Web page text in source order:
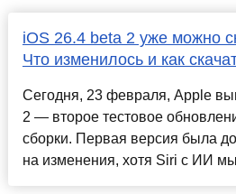
iOS 26.4 beta 2 уже можно
Что изменилось и как
Сегодня, 23 февраля, Apple
2 — второе тестовое
сборки. Первая версия была
на изменения, хотя Siri с ИИ мы